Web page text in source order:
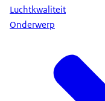
Luchtkwaliteit
Onderwerp